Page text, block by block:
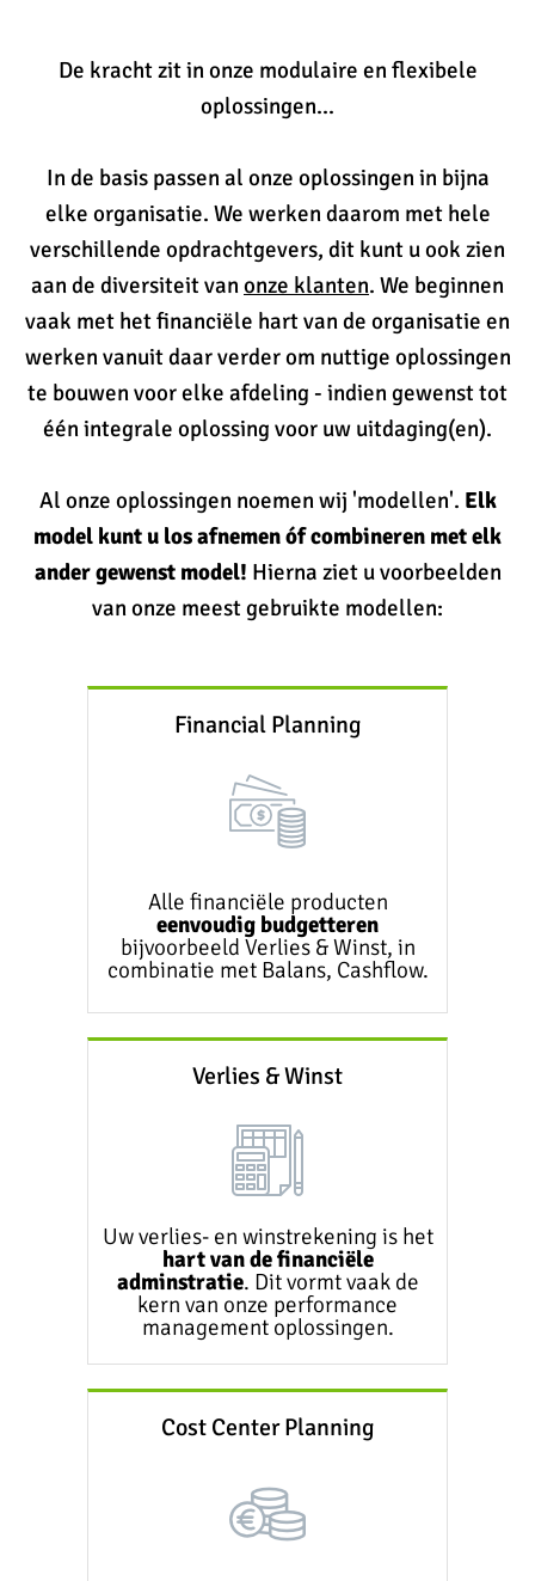
De kracht zit in onze modulaire en flexibele
oplossingen...
In de basis passen al onze oplossingen in bijna
elke organisatie. We werken daarom met hele
verschillende opdrachtgevers, dit kunt u ook zien
aan de diversiteit vanonze klanten. We beginnen
vaak met het financiële hart van de organisatie en
werken vanuit daar verder om nuttige oplossingen
te bouwen voor elke afdeling - indien gewenst tot
één integrale oplossing voor uw uitdaging(en).
Al onze oplossingen noemen wij 'modellen'. Elk
model kunt u los afnemen óf combineren met elk
ander gewenst model! Hierna ziet u voorbeelden
van onze meest gebruikte modellen:
Financial Planning
Alle financiële producten
eenvoudig budgetteren
bijvoorbeeld Verlies & Winst, in
combinatie met Balans, Cashflow.
Verlies & Winst
Uw verlies- en winstrekening is het
hart van de financiële
adminstratie. Dit vormt vaak de
kern van onze performance
management oplossingen.
Cost Center Planning